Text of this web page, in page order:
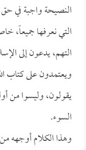
النصيحة واجبة في
التي نعرفها جميعاً،
التهم، يدعون إلى
ويعتمدون على كتاب
يقولون، وليسوا من
السوء.
وهذا الكلام أوجهه